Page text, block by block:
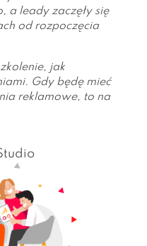
a leady zaczęły się
od rozpoczęcia
jak
Gdy będę mieć
reklamowe, to na